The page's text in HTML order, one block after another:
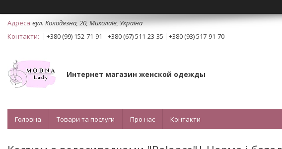
вул. Колодязна, 20, Миколаїв, Україна
+380 (99) 152-71-91
+380 (67) 511-23-35 +380 (93) 517-91-70
Интернет магазин женской одежды
Головна Товари та послуги Про нас Контакти